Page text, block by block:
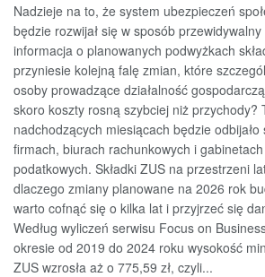
Nadzieje na to, że system ubezpieczeń
będzie rozwijał się w sposób przewidywalny
informacja o planowanych podwyżkach
przyniesie kolejną falę zmian, które
osoby prowadzące działalność
skoro koszty rosną szybciej niż przychody?
nadchodzących miesiącach będzie
firmach, biurach rachunkowych i
podatkowych. Składki ZUS na przestrzeni
dlaczego zmiany planowane na 2026 rok
warto cofnąć się o kilka lat i przyjrzeć się
Według wyliczeń serwisu Focus on
okresie od 2019 do 2024 roku wysokość
ZUS wzrosła aż o 775,59 zł, czyli...